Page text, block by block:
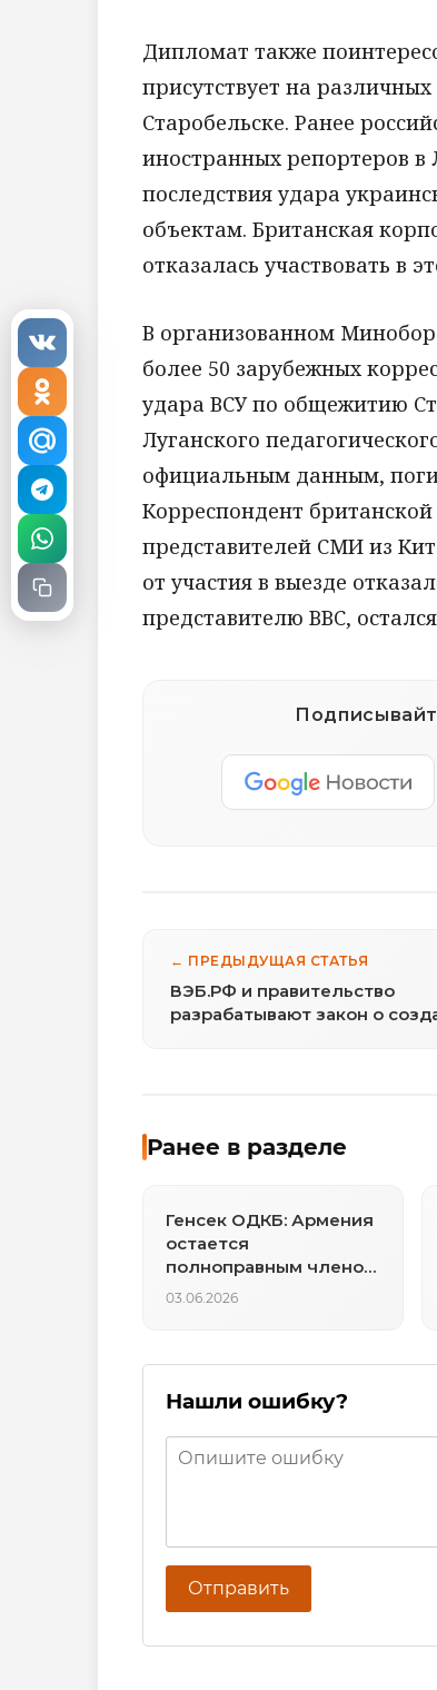
Дипломат также
присутствует на
Старобельске. Ранее
иностранных репортеров в
последствия удара
объектам. Британская
отказалась участвовать в
В организованном
более 50 зарубежных
удара ВСУ по общежитию
Луганского
официальным данным,
Корреспондент
представителей СМИ из
от участия в выезде
представителю BBC,
← ПРЕДЫДУЩАЯ СТАТЬЯ
ВЭБ.РФ и правительство
разрабатывают закон о
Ранее в разделе
Генсек ОДКБ: Армения
остается
полноправным членом
организации, вопрос
03.06.2026
Нашли ошибку?
Отправить